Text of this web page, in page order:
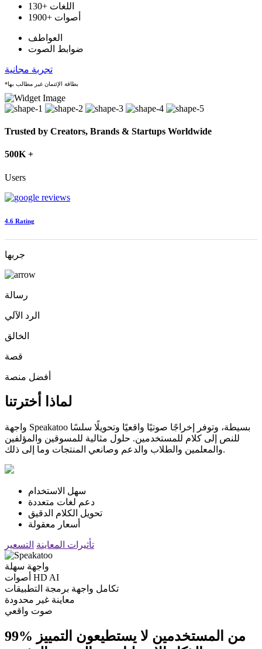
130+ اللغات
1900+ أصوات
العواطف
ضوابط الصوت
تجربة مجانية
*بطاقة الإئتمان غير مطالب بها
Trusted by Creators, Brands & Startups Worldwide
500K +
Users
4.6 Rating
جربها
رسالة
الرد الآلي
الخالق
قصة
أفضل منصة
لماذا أخترتنا
واجهة Speakatoo بسيطة، وتوفر إخراجًا صوتيًا واقعيًا وتحويلًا سلسًا
للنص إلى كلام للمستخدمين. حلول مثالية للمسوقين والمؤلفين
والمعلمين والطلاب والدعم وصانعي المنتجات وما إلى ذلك.
سهل الاستخدام
دعم لغات متعددة
تحويل الكلام الدقيق
أسعار معقولة
تأثيرات المعاينة التسعير
واجهة سهلة
أصوات HD AI
تكامل واجهة برمجة التطبيقات
معاينة غير محدودة
صوت واقعي
99% من المستخدمين لا يستطيعون التمييز